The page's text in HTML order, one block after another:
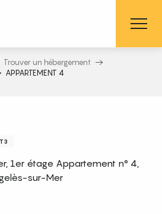
Trouver un hébergement
APPARTEMENT 4
T3
1er étage Appartement n° 4,
sur-Mer
favoris